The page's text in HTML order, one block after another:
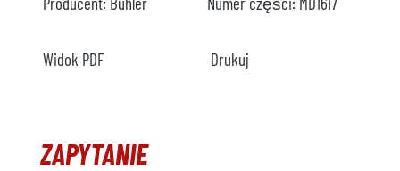
Widok PDF Drukuj
ZAPYTANIE